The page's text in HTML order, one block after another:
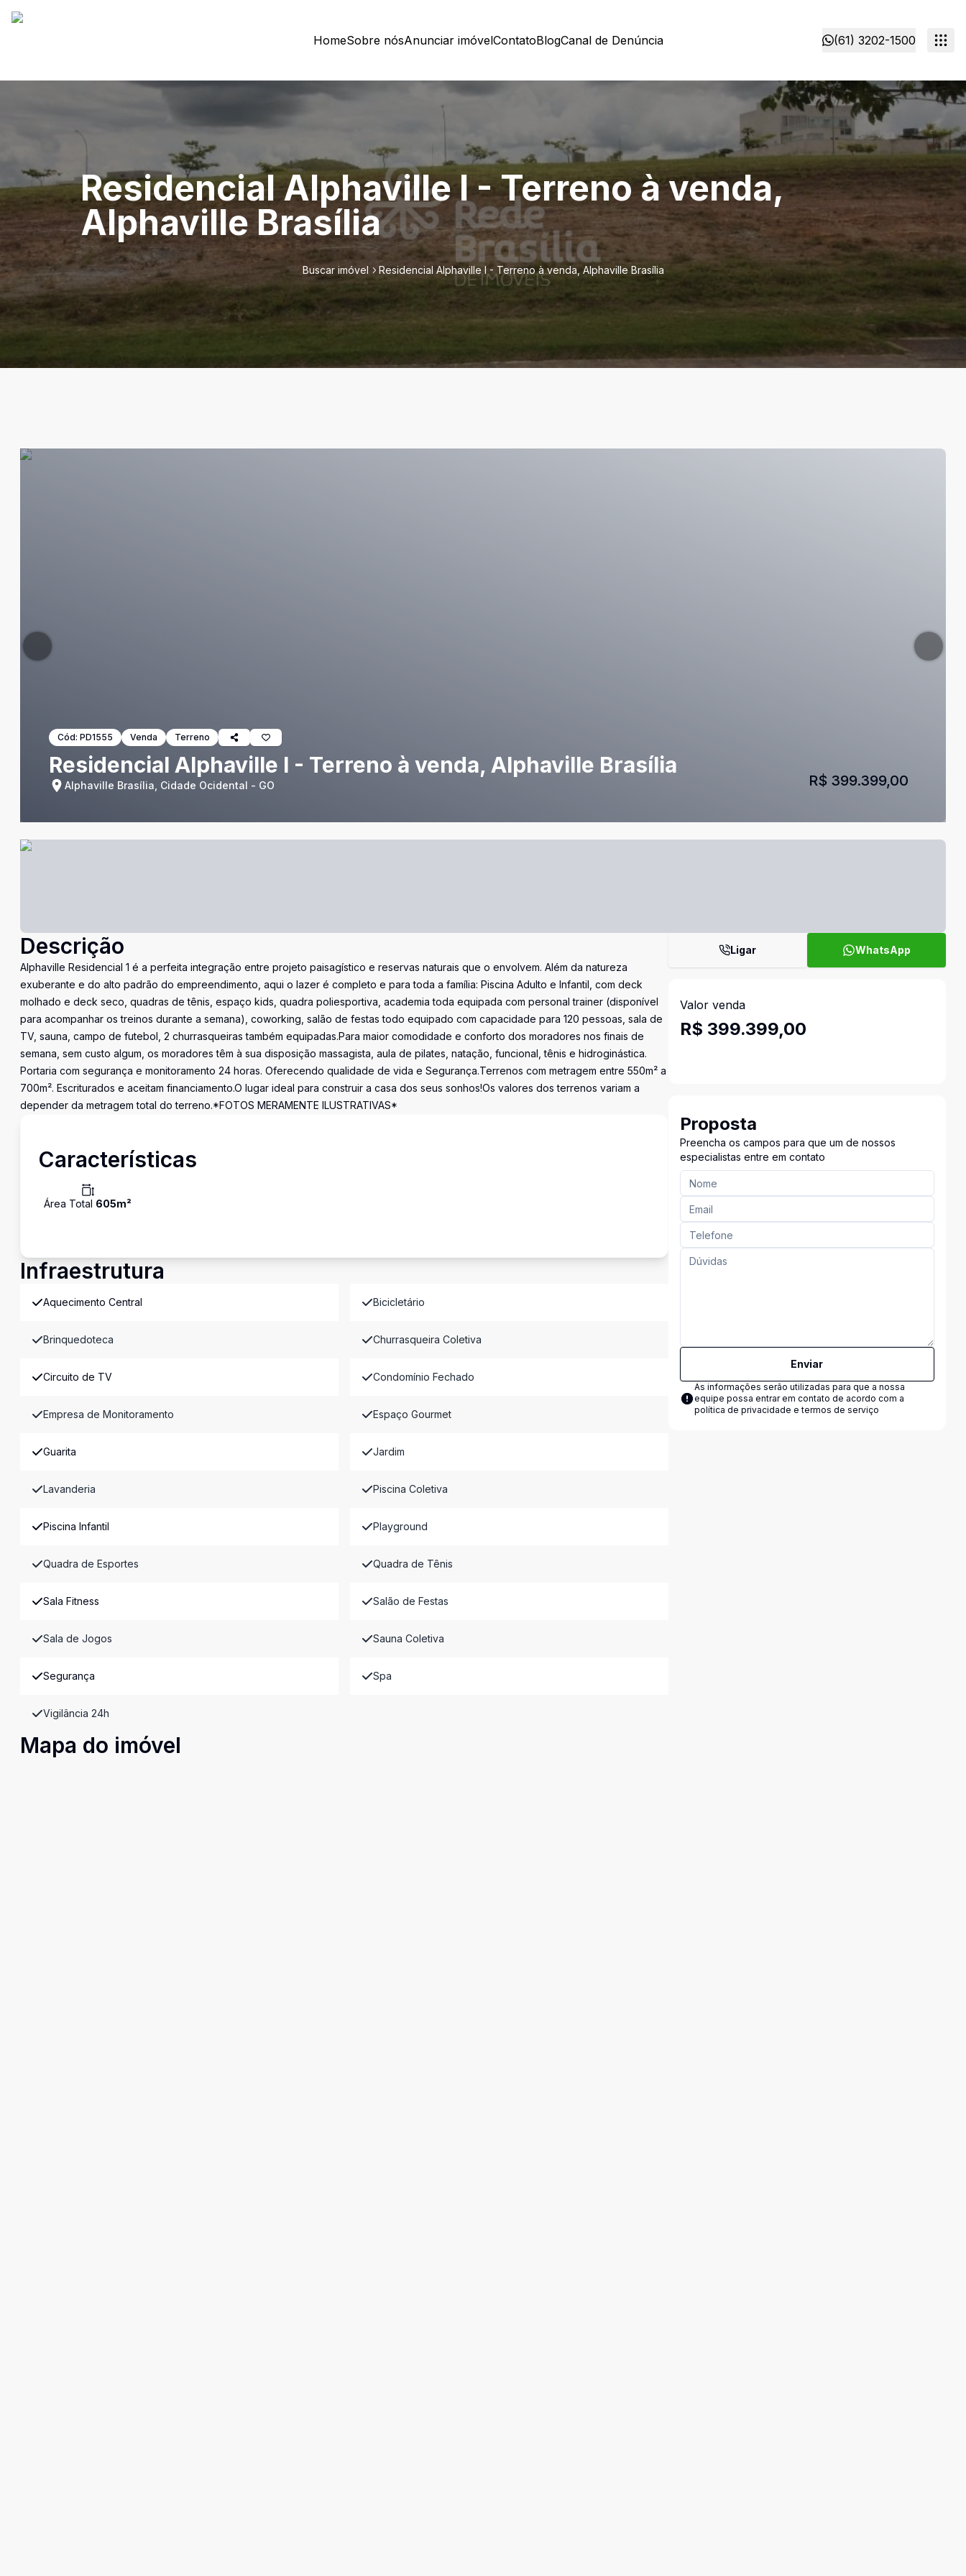
HomeSobre nósAnunciar imóvelContatoBlogCanal de Denúncia (61) 3202-1500
Residencial Alphaville I - Terreno à venda,
Alphaville Brasília
Buscar imóvel Residencial Alphaville I - Terreno à venda, Alphaville Brasília
Cód: PD1555 Venda Terreno
Residencial Alphaville I - Terreno à venda, Alphaville Brasília
Alphaville Brasília, Cidade Ocidental - GO R$ 399.399,00
Descrição
Alphaville Residencial 1 é a perfeita integração entre projeto paisagístico e reservas naturais que o envolvem. Além da natureza
exuberante e do alto padrão do empreendimento, aqui o lazer é completo e para toda a família: Piscina Adulto e Infantil, com deck
molhado e deck seco, quadras de tênis, espaço kids, quadra poliesportiva, academia toda equipada com personal trainer (disponível
para acompanhar os treinos durante a semana), coworking, salão de festas todo equipado com capacidade para 120 pessoas, sala de
TV, sauna, campo de futebol, 2 churrasqueiras também equipadas.Para maior comodidade e conforto dos moradores nos finais de
semana, sem custo algum, os moradores têm à sua disposição massagista, aula de pilates, natação, funcional, tênis e hidroginástica.
Portaria com segurança e monitoramento 24 horas. Oferecendo qualidade de vida e Segurança.Terrenos com metragem entre 550m² a
700m². Escriturados e aceitam financiamento.O lugar ideal para construir a casa dos seus sonhos!Os valores dos terrenos variam a
depender da metragem total do terreno.*FOTOS MERAMENTE ILUSTRATIVAS*
Características
Área Total 605m²
Infraestrutura
Aquecimento Central Bicicletário
Brinquedoteca Churrasqueira Coletiva
Circuito de TV Condomínio Fechado
Empresa de Monitoramento Espaço Gourmet
Guarita Jardim
Lavanderia Piscina Coletiva
Piscina Infantil Playground
Quadra de Esportes Quadra de Tênis
Sala Fitness Salão de Festas
Sala de Jogos Sauna Coletiva
Segurança Spa
Vigilância 24h
Mapa do imóvel
Ligar WhatsApp
Valor venda
R$ 399.399,00
Proposta
Preencha os campos para que um de nossos
especialistas entre em contato
Enviar
As informações serão utilizadas para que a nossa
equipe possa entrar em contato de acordo com a
política de privacidade e termos de serviço